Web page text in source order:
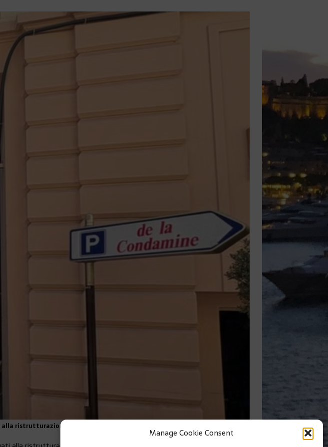
Manage Cookie Consent
ristrutturazione del Mercato della Condamine.